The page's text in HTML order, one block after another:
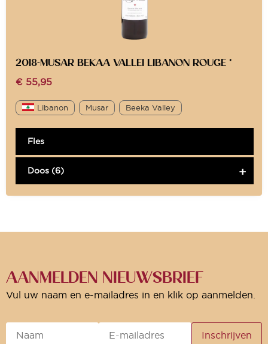
2018-MUSAR BEKAA VALLEI LIBANON ROUGE *
€ 55,95
Libanon Musar Beeka Valley
Fles
Doos (6)
AANMELDEN NIEUWSBRIEF
Vul uw naam en e-mailadres in en klik op aanmelden.